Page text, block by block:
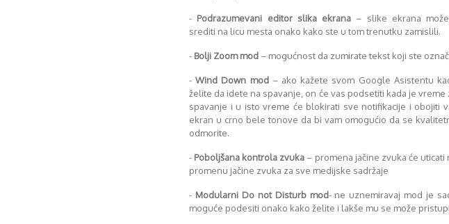
- Podrazumevani editor slika ekrana – slike ekrana
srediti na licu mesta onako kako ste u tom trenutku zamislili.
- Bolji Zoom mod – mogućnost da zumirate tekst koji ste
-Wind Down mod– ako kažete svom Google Asistentu
želite da idete na spavanje, on će vas podsetiti kada je vreme
spavanje i u isto vreme će blokirati sve notifikacije i obojiti
ekran u crno bele tonove da bi vam omogućio da se
odmorite.
- Poboljšana kontrola zvuka – promena jačine zvuka će uticati
promenu jačine zvuka za sve medijske sadržaje
- Modularni Do not Disturb mod- ne uznemiravaj mod je
moguće podesiti onako kako želite i lakše mu se može